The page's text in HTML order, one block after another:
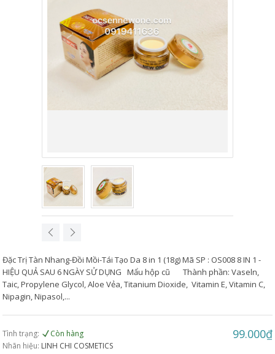
Đặc Trị Tàn Nhang-Đồi Mồi-Tái Tạo Da 8 in 1 (18g) Mã SP : OS008 8 IN 1 -
HIỆU QUẢ SAU 6 NGÀY SỬ DỤNG Mẩu hộp cũ Thành phần: Vaseln,
Taic, Propylene Glycol, Aloe Vẻa, Titanium Dioxide, Vitamin E, Vitamin C,
Nipagin, Nipasol,...
Tình trạng:
Còn hàng
Nhãn hiệu: LINH CHI COSMETICS
99.000₫